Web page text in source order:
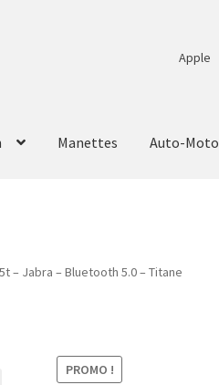
Apple
Manettes Auto-Moto
– Jabra – Bluetooth 5.0 – Titane
PROMO !